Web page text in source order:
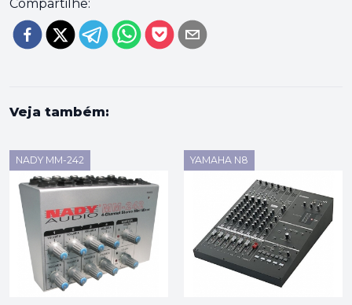
Compartilhe:
Veja também:
NADY MM-242 YAMAHA N8